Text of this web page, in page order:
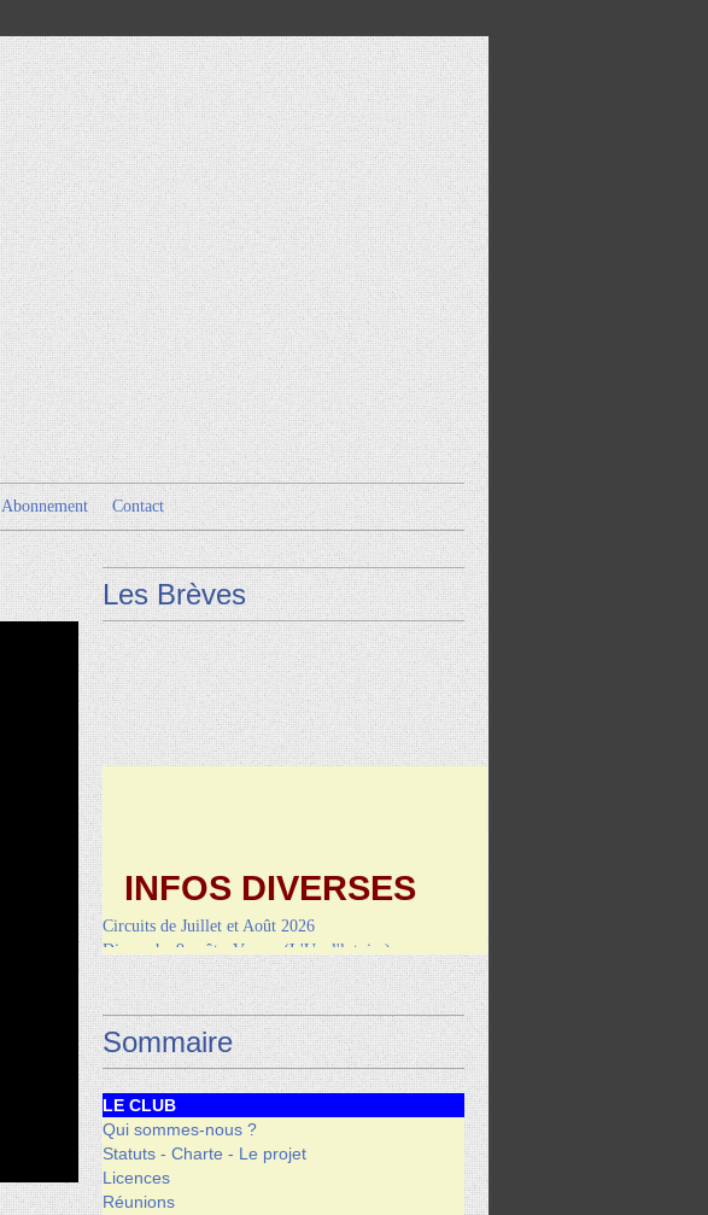
Abonnement Contact
Les Brèves
INFOS DIVERSES
Vendredi 4 septembre-RANDO/REPASde Montcuq
Sommaire
LE CLUB
Qui sommes-nous ?
Statuts - Charte - Le projet
Licences
Réunions